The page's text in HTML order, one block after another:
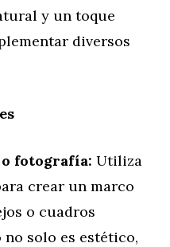
y un toque
diversos
o fotografía: Utiliza
crear un marco
o cuadros
solo es estético,